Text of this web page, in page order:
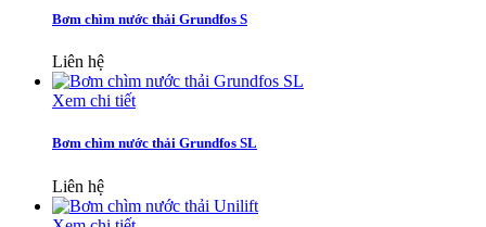
Bơm chìm nước thải Grundfos S
Liên hệ
Xem chi tiết
Bơm chìm nước thải Grundfos SL
Liên hệ